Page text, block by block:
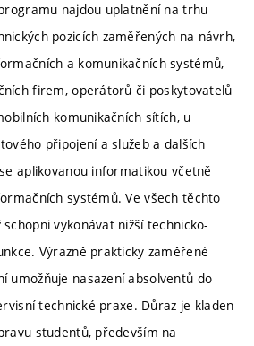
najdou uplatnění na trhu
pozicích zaměřených na návrh,
a komunikačních systémů,
firem, operátorů či poskytovatelů
komunikačních sítích, u
připojení a služeb a dalších
aplikovanou informatikou včetně
systémů. Ve všech těchto
vykonávat nižší technicko-
Výrazně prakticky zaměřené
umožňuje nasazení absolventů do
technické praxe. Důraz je kladen
studentů, především na